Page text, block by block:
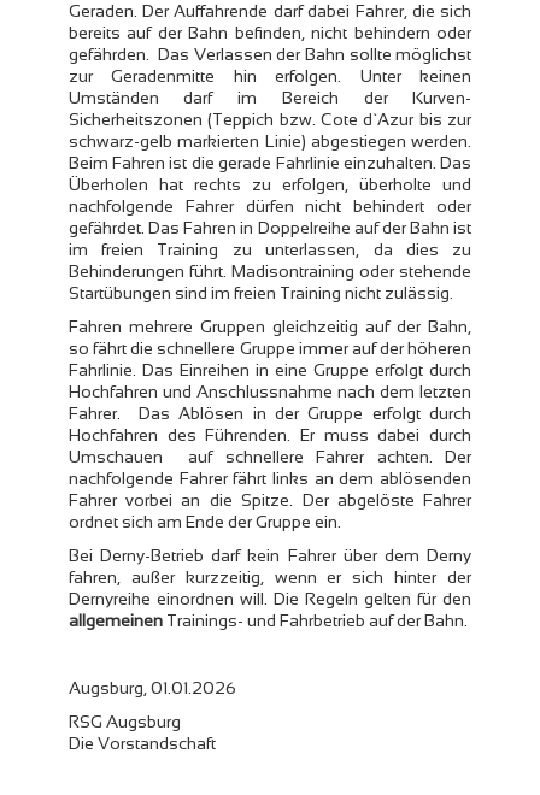
Geraden. Der Auffahrende darf dabei Fahrer, die sich
bereits auf der Bahn befinden, nicht behindern oder
gefährden. Das Verlassen der Bahn sollte möglichst
zur Geradenmitte hin erfolgen. Unter keinen
Umständen darf im Bereich der Kurven-
Sicherheitszonen (Teppich bzw. Cote d`Azur bis zur
schwarz-gelb markierten Linie) abgestiegen werden.
Beim Fahren ist die gerade Fahrlinie einzuhalten. Das
Überholen hat rechts zu erfolgen, überholte und
nachfolgende Fahrer dürfen nicht behindert oder
gefährdet. Das Fahren in Doppelreihe auf der Bahn ist
im freien Training zu unterlassen, da dies zu
Behinderungen führt. Madisontraining oder stehende
Startübungen sind im freien Training nicht zulässig.
Fahren mehrere Gruppen gleichzeitig auf der Bahn,
so fährt die schnellere Gruppe immer auf der höheren
Fahrlinie. Das Einreihen in eine Gruppe erfolgt durch
Hochfahren und Anschlussnahme nach dem letzten
Fahrer. Das Ablösen in der Gruppe erfolgt durch
Hochfahren des Führenden. Er muss dabei durch
Umschauen auf schnellere Fahrer achten. Der
nachfolgende Fahrer fährt links an dem ablösenden
Fahrer vorbei an die Spitze. Der abgelöste Fahrer
ordnet sich am Ende der Gruppe ein.
Bei Derny-Betrieb darf kein Fahrer über dem Derny
fahren, außer kurzzeitig, wenn er sich hinter der
Dernyreihe einordnen will. Die Regeln gelten für den
allgemeinenTrainings- und Fahrbetrieb auf der Bahn.
Augsburg, 01.01.2026
RSG Augsburg
Die Vorstandschaft